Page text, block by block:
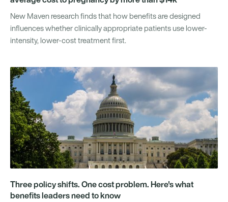
New Maven research finds that how benefits are designed
influences whether clinically appropriate patients use lower-
intensity, lower-cost treatment first.
Three policy shifts. One cost problem. Here's what
benefits leaders need to know